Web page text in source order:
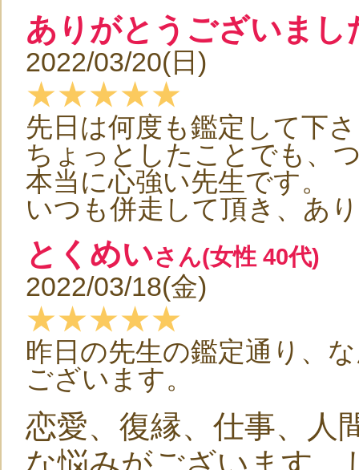
ありがとうございまし
2022/03/20(日)
★★★★★
先日は何度も鑑定して下
ちょっとしたことでも、
本当に心強い先生です。
いつも併走して頂き、あ
とくめいさん(女性 40代)
2022/03/18(金)
★★★★★
昨日の先生の鑑定通り、
ございます。
恋愛、復縁、仕事、人